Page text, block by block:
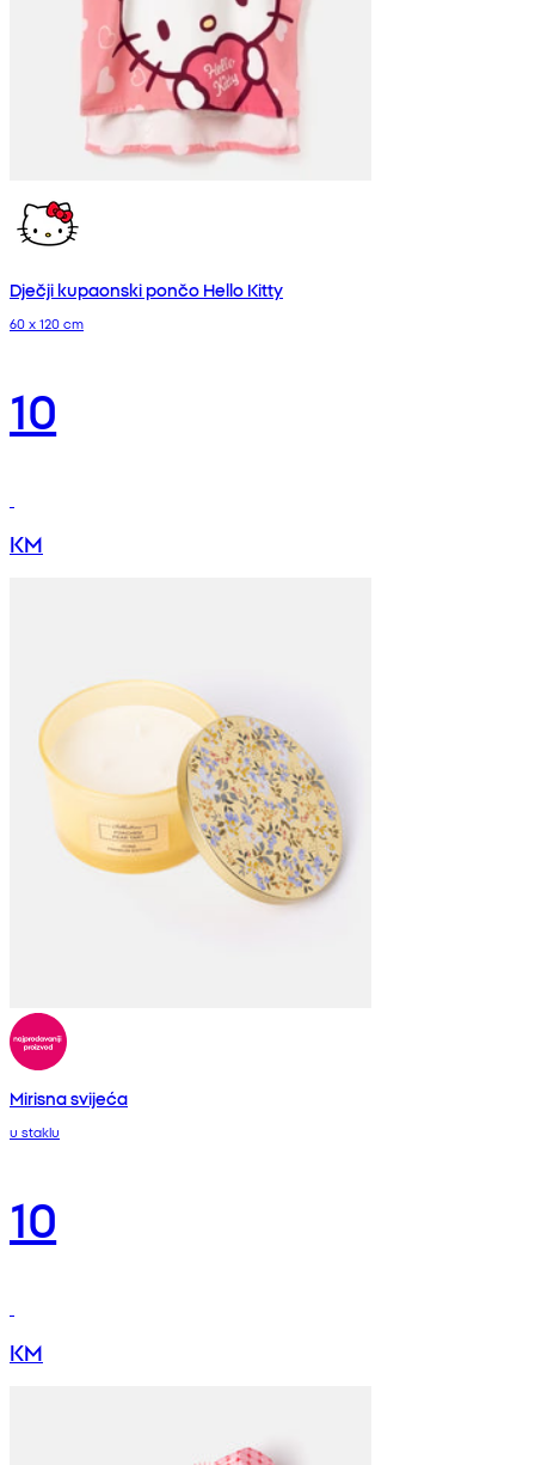
Dječji kupaonski pončo Hello Kitty
60 x 120 cm
10
KM
Mirisna svijeća
u staklu
10
KM